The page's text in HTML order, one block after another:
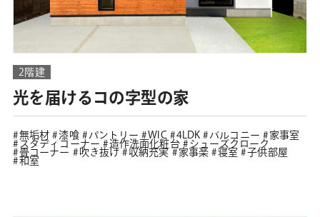
2階建
光を届けるコの字型の家
無垢材 漆喰 パントリー WIC 4LDK バルコニー
家事室
スタディコーナー
造作洗面化粧台
シューズクローク
畳コーナー
吹き抜け 収納充実 家事楽 寝室
子供部屋
和室